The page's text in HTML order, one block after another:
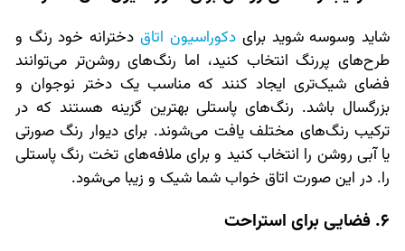
شاید وسوسه شوید برایدکوراسیون اتاق دخترانه خود رنگ و
طرح‌های پررنگ انتخاب کنید، اما رنگ‌های روشن‌تر می‌توانند
فضای شیک‌تری ایجاد کنند که مناسب یک دختر نوجوان و
بزرگسال باشد. رنگ‌های پاستلی بهترین گزینه هستند که در
ترکیب رنگ‌های مختلف یافت می‌شوند. برای دیوار رنگ صورتی
یا آبی روشن را انتخاب کنید و برای ملافه‌های تخت رنگ پاستلی
را. در این صورت اتاق خواب شما شیک و زیبا می‌شود.
6. فضایی برای استراحت